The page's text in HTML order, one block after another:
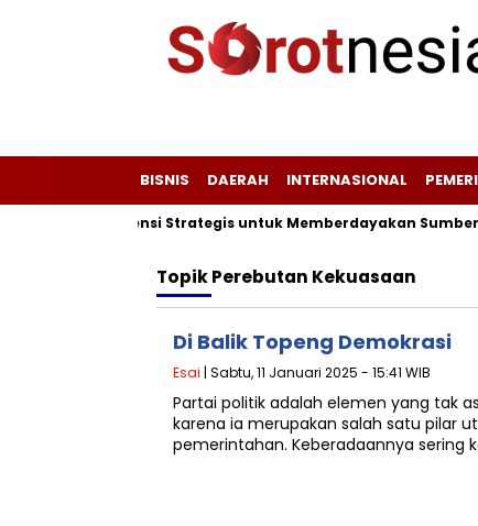
BISNIS DAERAH INTERNASIONAL
Peta Potensi Strategis untuk Memberdayakan Sumber
TopikPerebutan Kekuasaan
Di Balik Topeng Demokrasi
Esai | Sabtu, 11 Januari 2025 - 15:41 WIB
Partai politik adalah elemen yang tak
karena ia merupakan salah satu pilar
pemerintahan. Keberadaannya sering